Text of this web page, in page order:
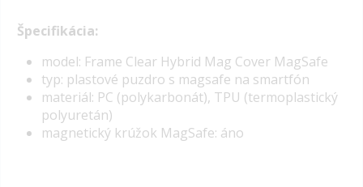
Špecifikácia:
model: Frame Clear Hybrid Mag Cover MagSafe
typ: plastové puzdro s magsafe na smartfón
materiál: PC (polykarbonát), TPU (termoplastický
polyuretán)
magnetický krúžok MagSafe: áno